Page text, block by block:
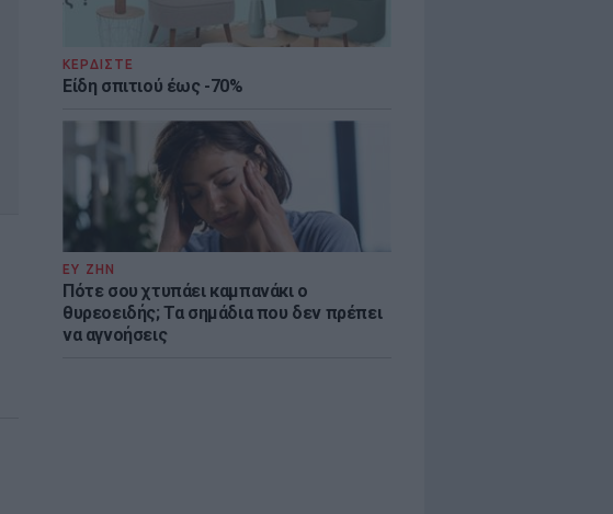
ΚΕΡΔΙΣΤΕ
Είδη σπιτιού έως -70%
ΕΥ ΖΗΝ
Πότε σου χτυπάει καμπανάκι ο
θυρεοειδής; Τα σημάδια που δεν πρέπει
να αγνοήσεις